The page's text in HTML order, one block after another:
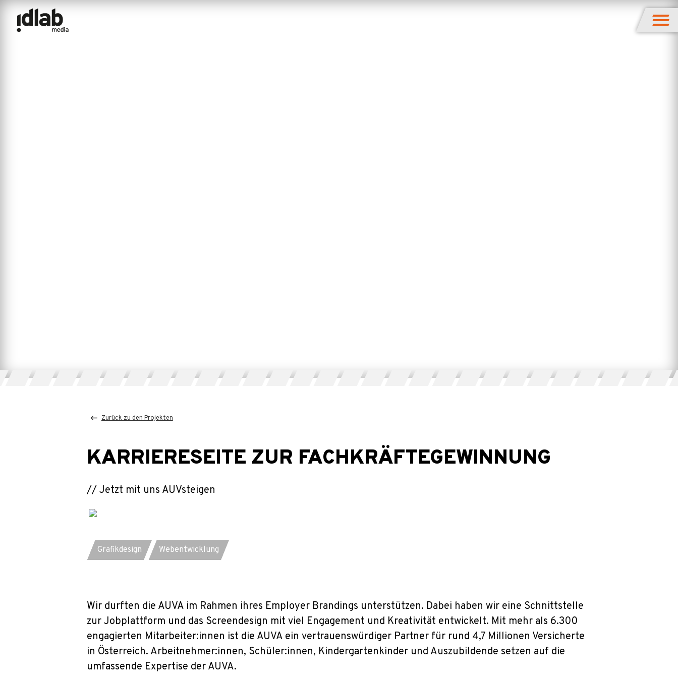
Zurück zu den Projekten
KARRIERESEITE ZUR FACHKRÄFTEGEWINNUNG
// Jetzt mit uns AUVsteigen
Jetzt anfragen
Grafikdesign Jetzt anfragen
Webentwicklung
Wir durften die AUVA im Rahmen ihres Employer Brandings unterstützen. Dabei haben wir eine Schnittstelle
zur Jobplattform und das Screendesign mit viel Engagement und Kreativität entwickelt. Mit mehr als 6.300
engagierten Mitarbeiter:innen ist die AUVA ein vertrauenswürdiger Partner für rund 4,7 Millionen Versicherte
in Österreich. Arbeitnehmer:innen, Schüler:innen, Kindergartenkinder und Auszubildende setzen auf die
umfassende Expertise der AUVA.